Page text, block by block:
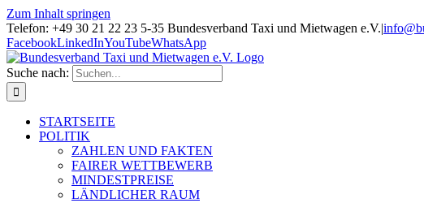
Zum Inhalt springen
Telefon: +49 30 21 22 23 5-35 Bundesverband Taxi und Mietwagen e.V.|
FacebookLinkedInYouTubeWhatsApp
Suche nach:
STARTSEITE
POLITIK
ZAHLEN UND FAKTEN
FAIRER WETTBEWERB
MINDESTPREISE
LÄNDLICHER RAUM